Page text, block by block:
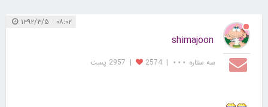
۰۸:۰۲ ۱۳۹۲/۳/۵
shimajoon
سه ستاره ⋆⋆⋆ |
2574
| 2957 پست